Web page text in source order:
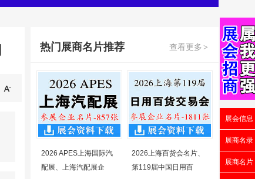
查看更多 >
热门展商名片推荐
2026 APES上海国际汽
配展、上海汽配展企
2026上海百货会名片、
第119届中国日用百
展会信息
展商名录
展商名片